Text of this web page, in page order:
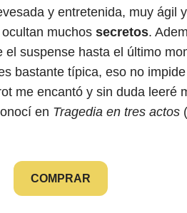
y entretenida, muy ágil
muchos secretos.
el suspense hasta el último
bastante típica, eso no
me encantó y sin duda leeré
en Tragedia en tres actos
COMPRAR